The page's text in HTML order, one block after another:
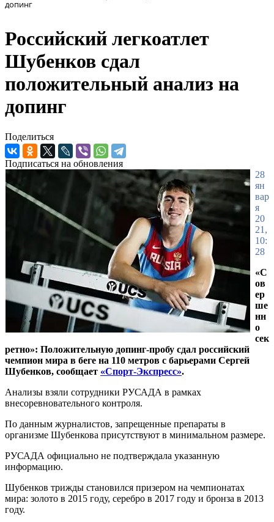
допинг
Российский легкоатлет
Шубенков сдал
положительный анализ на
допинг
Поделиться
Подписаться на обновления
28
ян
вар
я
20
21,
10:
28
«С
ов
ер
ше
нн
о
сек
ретно»: Положительную допинг-пробу сдал российский
чемпион мира в беге на 110 метров с барьерами Сергей
Шубенков, сообщает «Спорт-Экспресс».
Анализы взяли сотрудники РУСАДА в рамках
внесоревновательного контроля.
По данным журналистов, запрещенные препараты в
организме Шубенкова присутствуют в минимальном размере.
РУСАДА официально не подтверждала указанную
информацию.
Шубенков трижды становился призером на чемпионатах
мира: золото в 2015 году, серебро в 2017 году и бронза в 2013
году.